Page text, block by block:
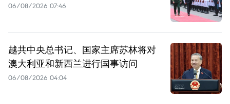
06/08/2026 07:46
越共中央总书记、国家主席苏林将对
澳大利亚和新西兰进行国事访问
06/08/2026 04:04